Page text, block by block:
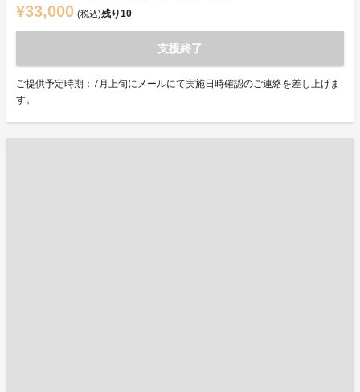
¥33,000 (税込)残り10
支援終了
ご提供予定時期：7月上旬にメールにて実施日時確認のご連絡を差し上げま
す。